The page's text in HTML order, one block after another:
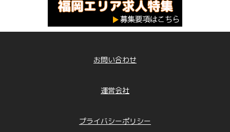
お問い合わせ
運営会社
プライバシーポリシー